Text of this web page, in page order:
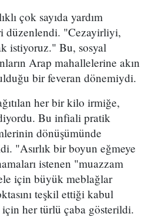
çok sayıda yardım
düzenlendi. "Cezayirliyi,
istiyoruz." Bu, sosyal
Arap mahallelerine akın
bir feveran dönemiydi.
her bir kilo irmiğe,
Bu infiali pratik
dönüşümünde
"Asırlık bir boyun eğmeye
istenen "muazzam
için büyük meblağlar
teşkil ettiği kabul
her türlü çaba gösterildi.